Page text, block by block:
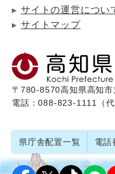
サイトの運営につい
サイトマップ
〒780-8570高知県高知
電話：088-823-1111（
県庁舎配置一覧 電話